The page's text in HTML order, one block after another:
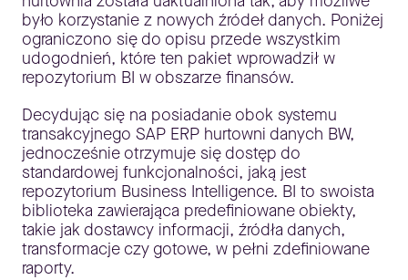
było korzystanie z nowych źródeł danych. Poniżej
ograniczono się do opisu przede wszystkim
udogodnień, które ten pakiet wprowadził w
repozytorium BI w obszarze finansów.
Decydując się na posiadanie obok systemu
transakcyjnego SAP ERP hurtowni danych BW,
jednocześnie otrzymuje się dostęp do
standardowej funkcjonalności, jaką jest
repozytorium Business Intelligence. BI to swoista
biblioteka zawierająca predefiniowane obiekty,
takie jak dostawcy informacji, źródła danych,
transformacje czy gotowe, w pełni zdefiniowane
raporty.